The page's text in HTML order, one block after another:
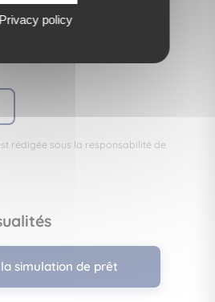
DE SERRE (DGE)
rédigée sous la responsabilité de
simulation de prêt
Privacy policy